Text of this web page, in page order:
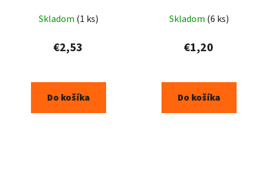
Skladom (1 ks)
€2,53
Do košíka
Skladom (6 ks)
€1,20
Do košíka